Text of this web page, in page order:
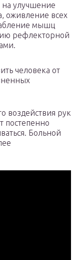
на улучшение
оживление всех
мышц
рефлекторной
человека от
воздействия рук
постепенно
Больной